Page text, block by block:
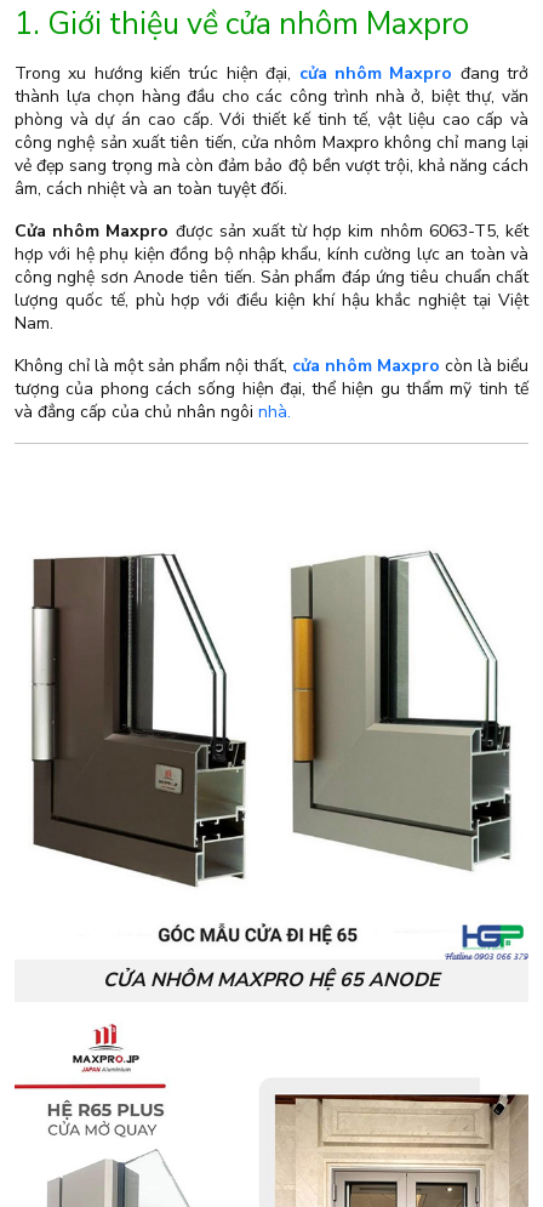
1. Giới thiệu về cửa nhôm Maxpro
Trong xu hướng kiến trúc hiện đại, cửa nhôm Maxpro đang trở
thành lựa chọn hàng đầu cho các công trình nhà ở, biệt thự, văn
phòng và dự án cao cấp. Với thiết kế tinh tế, vật liệu cao cấp và
công nghệ sản xuất tiên tiến, cửa nhôm Maxpro không chỉ mang lại
vẻ đẹp sang trọng mà còn đảm bảo độ bền vượt trội, khả năng cách
âm, cách nhiệt và an toàn tuyệt đối.
Cửa nhôm Maxpro được sản xuất từ hợp kim nhôm 6063-T5, kết
hợp với hệ phụ kiện đồng bộ nhập khẩu, kính cường lực an toàn và
công nghệ sơn Anode tiên tiến. Sản phẩm đáp ứng tiêu chuẩn chất
lượng quốc tế, phù hợp với điều kiện khí hậu khắc nghiệt tại Việt
Nam.
Không chỉ là một sản phẩm nội thất, cửa nhôm Maxpro còn là biểu
tượng của phong cách sống hiện đại, thể hiện gu thẩm mỹ tinh tế
và đẳng cấp của chủ nhân ngôi nhà.
CỬA NHÔM MAXPRO HỆ 65 ANODE